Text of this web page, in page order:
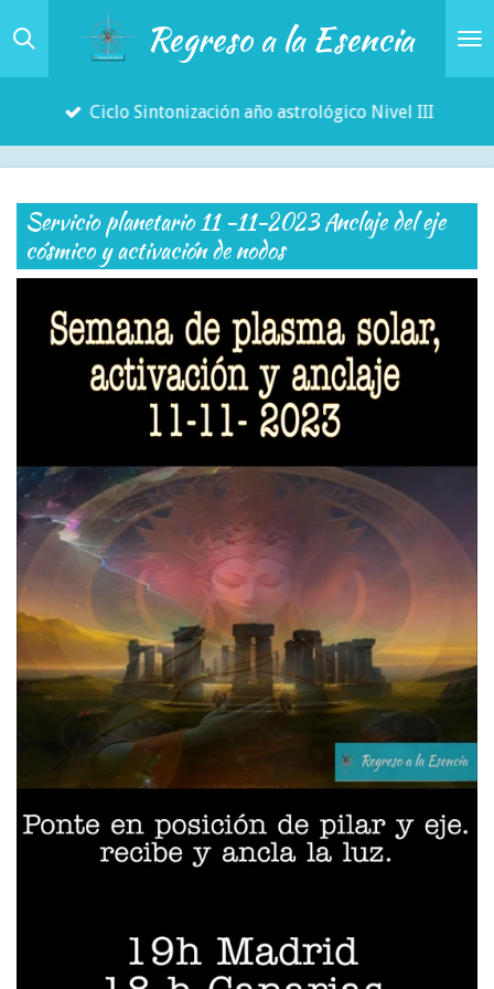
Ir
principal
Regreso a la Esencia
Ciclo Sintonización año astrológico Nivel III
Servicio planetario 11 -11-2023 Anclaje del eje
cósmico y activación de nodos